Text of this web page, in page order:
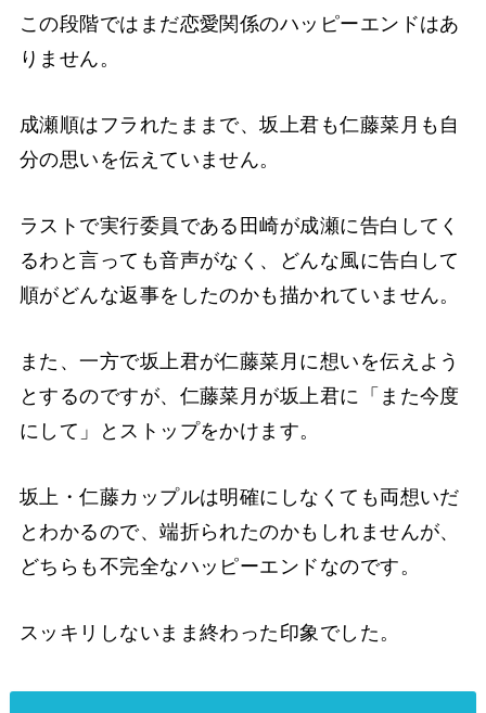
この段階ではまだ恋愛関係のハッピーエンドはあ
りません。
成瀬順はフラれたままで、坂上君も仁藤菜月も自
分の思いを伝えていません。
ラストで実行委員である田崎が成瀬に告白してく
るわと言っても音声がなく、どんな風に告白して
順がどんな返事をしたのかも描かれていません。
また、一方で坂上君が仁藤菜月に想いを伝えよう
とするのですが、仁藤菜月が坂上君に「また今度
にして」とストップをかけます。
坂上・仁藤カップルは明確にしなくても両想いだ
とわかるので、端折られたのかもしれませんが、
どちらも不完全なハッピーエンドなのです。
スッキリしないまま終わった印象でした。